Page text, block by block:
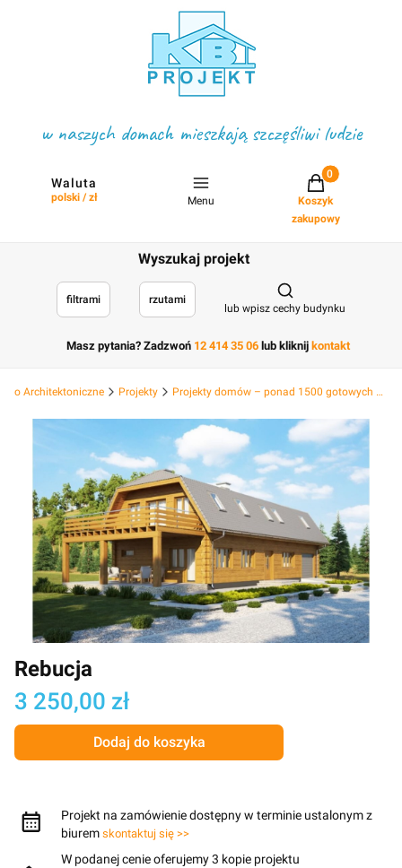
w naszych domach mieszkają szczęśliwi ludzie
Waluta
polski / zł Menu
Projekty w
Koszyk
zakupowy
Wyszukaj projekt
filtrami rzutami
Otwórz
lub wpisz cechy budynku
Masz pytania? Zadzwoń 12 414 35 06 lub kliknij kontakt
Architektoniczne Projekty Projekty domów – ponad 1500 gotowych projektów
Rebucja
Cena
3 250,00 zł
Dodaj do koszyka
Projekt na zamówienie dostępny w terminie ustalonym z
biurem skontaktuj się >>
W podanej cenie oferujemy 3 kopie projektu